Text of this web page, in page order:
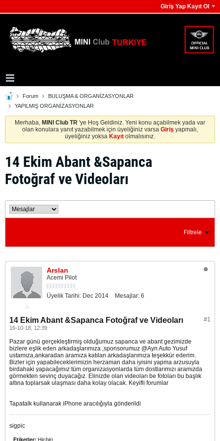
Giriş Yap Kayıt Ol
Forum
BULUŞMA & ORGANİZASYONLAR
YAPILMIŞ ORGANİZASYONLAR
Merhaba, MINI Club TR 'ye Hoş Geldiniz. Yeni konu açabilmek yada var
olan konulara yanıt yazabilmek için üyeliğiniz varsa Giriş yapmalı,
üyeliğiniz yoksa Kayıt olmalısınız.
14 Ekim Abant &Sapanca
Fotoğraf ve Videoları
Filtrele
Arslan
Acemi Pilot
Üyelik Tarihi: Dec 2014 Mesajlar: 6
#1
14 Ekim Abant &Sapanca Fotoğraf ve Videoları
16-10-18, 12:39
Pazar günü gerçekleştirmiş olduğumuz sapanca ve abant gezimizde
bizlere eşlik eden arkadaşlarımıza ,sponsorumuz @Ayn Auto Yusuf
ustamıza,ankaradan aramıza katılan arkadaşlarımıza teşekkür ederim.
Bizler için yapabileceklerimizin herzaman daha iyisini yapma arzusuyla
birdahaki yapacağımız tüm organizasyonlarda tüm dostlarımızı aramızda
görmekten sevinç duyacağız. Elinizde olan videoları be fotoları bu başlık
altına toplarsak ulaşması daha kolay olacak. Keyifli forumlar
Tapatalk kullanarak iPhone aracılığıyla gönderildi
sigpic
Etiketler: Hiçbiri